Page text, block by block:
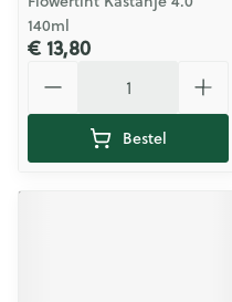
140ml
€ 13,80
Bestel